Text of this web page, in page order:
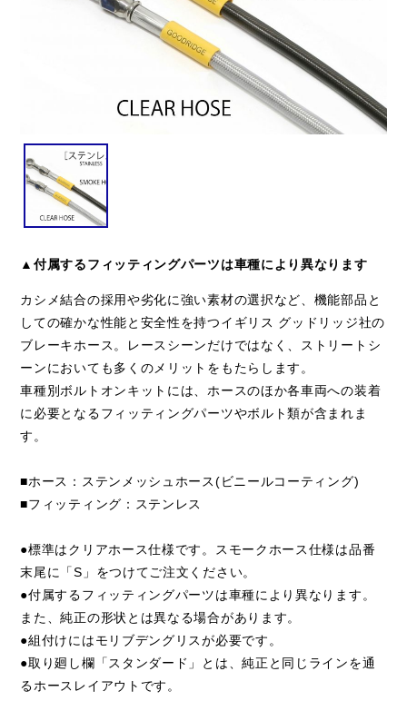
▲付属するフィッティングパーツは車種により異なります
カシメ結合の採用や劣化に強い素材の選択など、機能部品と
しての確かな性能と安全性を持つイギリス グッドリッジ社の
ブレーキホース。レースシーンだけではなく、ストリートシ
ーンにおいても多くのメリットをもたらします。
車種別ボルトオンキットには、ホースのほか各車両への装着
に必要となるフィッティングパーツやボルト類が含まれま
す。
■ホース：ステンメッシュホース(ビニールコーティング)
■フィッティング：ステンレス
●標準はクリアホース仕様です。スモークホース仕様は品番
末尾に「S」をつけてご注文ください。
●付属するフィッティングパーツは車種により異なります。
また、純正の形状とは異なる場合があります。
●組付けにはモリブデングリスが必要です。
●取り廻し欄「スタンダード」とは、純正と同じラインを通
るホースレイアウトです。